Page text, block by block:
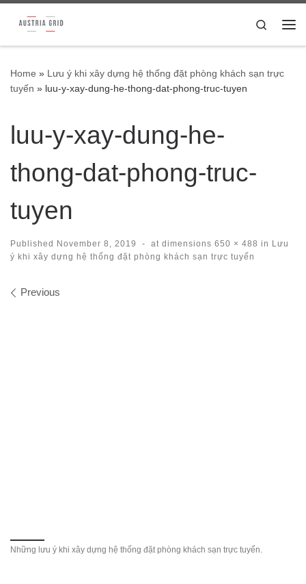
Skip to content
Search
Home » Lưu ý khi xây dựng hệ thống đặt phòng khách sạn trực
tuyến » luu-y-xay-dung-he-thong-dat-phong-truc-tuyen
luu-y-xay-dung-he-
thong-dat-phong-truc-
tuyen
Published November 8, 2019 - at dimensions 650 × 488 in Lưu
ý khi xây dựng hệ thống đặt phòng khách sạn trực tuyến
Images navigation
Previous
Những lưu ý khi xây dựng hệ thống đặt phòng khách sạn trực tuyến.